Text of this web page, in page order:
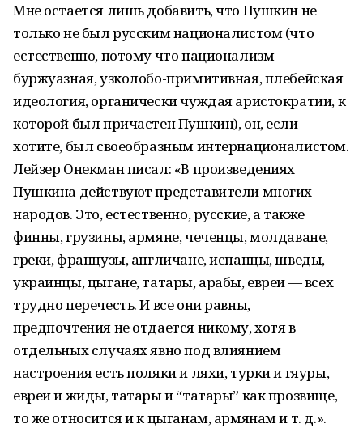
Мне остается лишь добавить, что Пушкин не
только не был русским националистом (что
естественно, потому что национализм –
буржуазная, узколобо-примитивная, плебейская
идеология, органически чуждая аристократии, к
которой был причастен Пушкин), он, если
хотите, был своеобразным интернационалистом.
Лейзер Онекман писал: «В произведениях
Пушкина действуют представители многих
народов. Это, естественно, русские, а также
финны, грузины, армяне, чеченцы, молдаване,
греки, французы, англичане, испанцы, шведы,
украинцы, цыгане, татары, арабы, евреи — всех
трудно перечесть. И все они равны,
предпочтения не отдается никому, хотя в
отдельных случаях явно под влиянием
настроения есть поляки и ляхи, турки и гяуры,
евреи и жиды, татары и “татары” как прозвище,
то же относится и к цыганам, армянам и т. д.».